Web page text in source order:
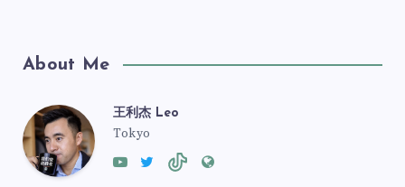
About Me
王利杰 Leo
Tokyo